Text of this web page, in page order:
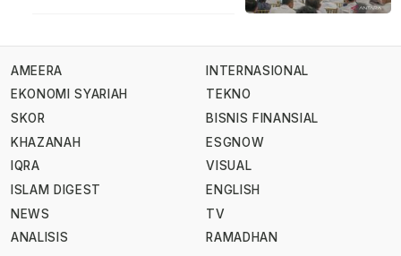
AMEERA
EKONOMI SYARIAH
SKOR
KHAZANAH
IQRA
ISLAM DIGEST
NEWS
ANALISIS
INTERNASIONAL
TEKNO
BISNIS FINANSIAL
ESGNOW
VISUAL
ENGLISH
TV
RAMADHAN